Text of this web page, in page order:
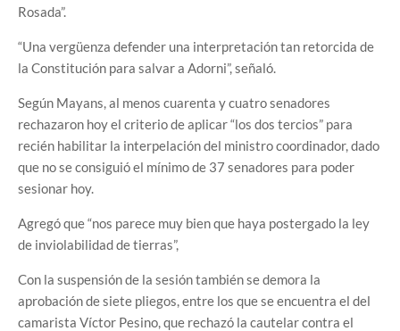
Rosada”.
“Una vergüenza defender una interpretación tan retorcida de
la Constitución para salvar a Adorni”, señaló.
Según Mayans, al menos cuarenta y cuatro senadores
rechazaron hoy el criterio de aplicar “los dos tercios” para
recién habilitar la interpelación del ministro coordinador, dado
que no se consiguió el mínimo de 37 senadores para poder
sesionar hoy.
Agregó que “nos parece muy bien que haya postergado la ley
de inviolabilidad de tierras”,
Con la suspensión de la sesión también se demora la
aprobación de siete pliegos, entre los que se encuentra el del
camarista Víctor Pesino, que rechazó la cautelar contra el